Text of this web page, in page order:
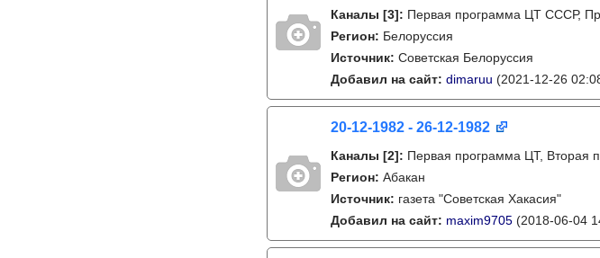
Каналы [3]: Первая программа ЦТ СССР,
Регион: Белоруссия
Источник: Советская Белоруссия
Добавил на сайт: dimaruu (2021-12-26
20-12-1982 - 26-12-1982
Каналы [2]: Первая программа ЦТ, Вторая
Регион: Абакан
Источник: газета "Советская Хакасия"
Добавил на сайт: maxim9705 (2018-06-04